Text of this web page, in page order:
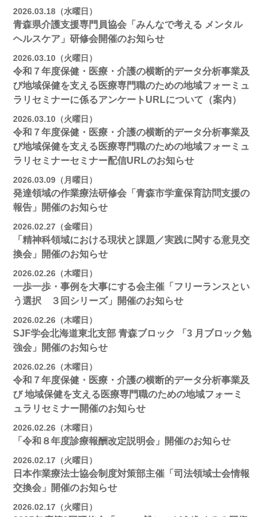
2026.03.18（水曜日）
青森県介護支援専門員協会「みんなで考える メンタル
ヘルスケア」研修会開催のお知らせ
2026.03.10（火曜日）
令和７年度保健・医療・介護の横断的データ分析事業及
び地域保健を支える医療専門職のための地域フォーミュ
ラリセミナーに係るアンケートURLについて（案内）
2026.03.10（火曜日）
令和７年度保健・医療・介護の横断的データ分析事業及
び地域保健を支える医療専門職のための地域フォーミュ
ラリセミナーセミナー配信URLのお知らせ
2026.03.09（月曜日）
発達領域の作業療法研修会「青森市学童保育訪問支援の
報告」開催のお知らせ
2026.02.27（金曜日）
「精神科領域における現状と課題／実践に関する意見交
換会」開催のお知らせ
2026.02.26（木曜日）
一歩一歩・事例を大事にする会主催「フリーランスとい
う選択 ３回シリーズ」開催のお知らせ
2026.02.26（木曜日）
SJF学会北海道東北支部 ⻘森ブロック 「3 月ブロック勉
強会」開催のお知らせ
2026.02.26（木曜日）
令和７年度保健・医療・介護の横断的データ分析事業及
び 地域保健を支える医療専門職のための地域フォーミ
ュラリセミナー開催のお知らせ
2026.02.26（木曜日）
「令和８年度診療報酬改定説明会」開催のお知らせ
2026.02.17（火曜日）
日本作業療法士協会制度対策部主催「司法領域士会情報
交換会」開催のお知らせ
2026.02.17（火曜日）